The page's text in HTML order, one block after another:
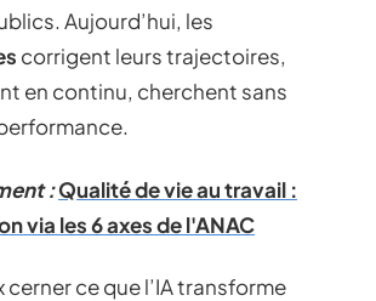
Aujourd’hui, les
corrigent leurs trajectoires,
en continu, cherchent sans
:Qualité de vie au travail :
via les 6 axes de l'ANAC
cerner ce que l’IA transforme